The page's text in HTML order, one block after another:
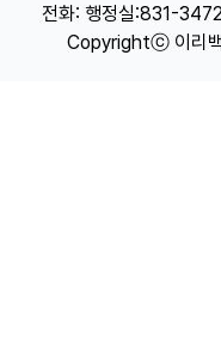
전화: 행정실:831-
Copyrightⓒ 이리